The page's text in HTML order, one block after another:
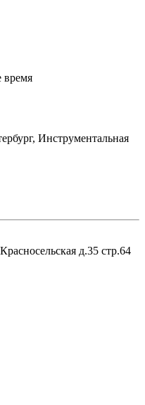
время
Инструментальная
д.35 стр.64